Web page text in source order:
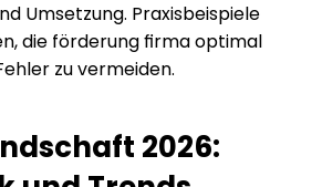
Umsetzung. Praxisbeispiele
die förderung firma optimal
zu vermeiden.
2026: